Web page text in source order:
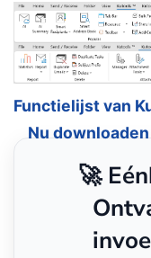
Functielijst van
Nu downloaden
🚀